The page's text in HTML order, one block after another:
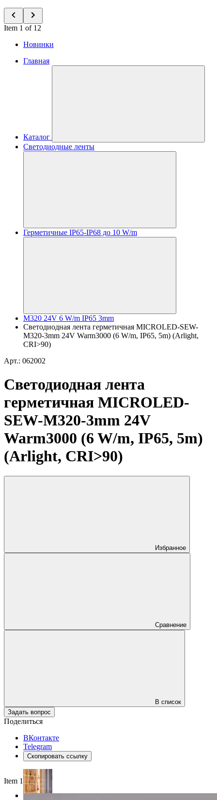
Item 1 of 12
Новинки
Главная
Каталог
Светодиодные ленты
Герметичные IP65-IP68 до 10 W/m
M320 24V 6 W/m IP65 3mm
Светодиодная лента герметичная MICROLED-SEW-
M320-3mm 24V Warm3000 (6 W/m, IP65, 5m) (Arlight,
CRI>90)
Арт.: 062002
Светодиодная лента
герметичная MICROLED-
SEW-M320-3mm 24V
Warm3000 (6 W/m, IP65, 5m)
(Arlight, CRI>90)
Избранное
Сравнение
В список
Задать вопрос
Поделиться
ВКонтакте
Telegram
Скопировать ссылку
Item 1 of 4